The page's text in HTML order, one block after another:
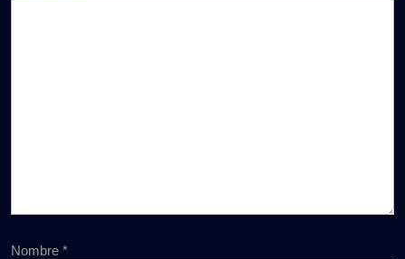
Nombre *